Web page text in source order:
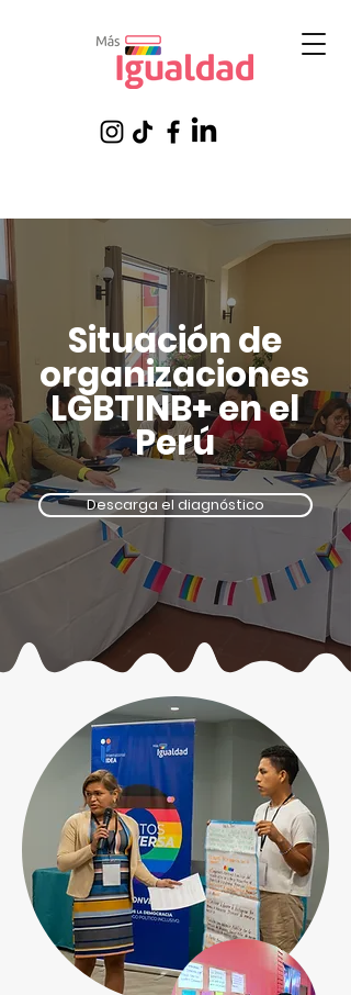
Situación de
organizaciones
LGBTINB+ en el
Perú
Descarga el diagnóstico